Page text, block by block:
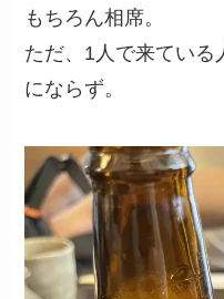
もちろん相席。
ただ、1人で来ている
にならず。